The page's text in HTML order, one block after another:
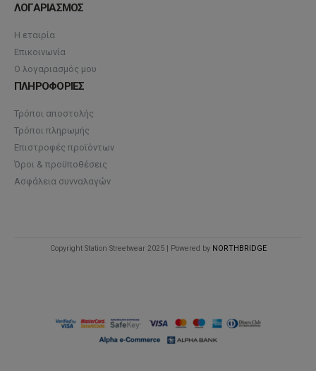
ΛΟΓΑΡΙΑΣΜΟΣ
Η εταιρία
Επικοινωνία
Ο λογαριασμός μου
ΠΛΗΡΟΦΟΡΙΕΣ
Τρόποι αποστολής
Τρόποι πληρωμής
Επιστροφές προϊόντων
Όροι & προϋποθέσεις
Ασφάλεια συνναλαγών
Copyright Station Streetwear 2025 | Powered by NORTHBRIDGE